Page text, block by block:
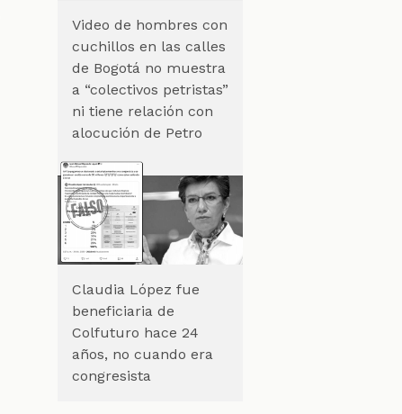
Video de hombres con
cuchillos en las calles
de Bogotá no muestra
a “colectivos petristas”
ni tiene relación con
alocución de Petro
Claudia López fue
beneficiaria de
Colfuturo hace 24
años, no cuando era
congresista